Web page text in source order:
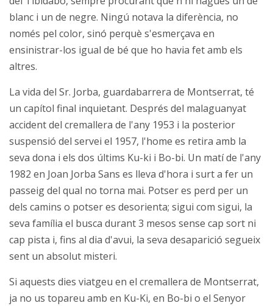
blanc i un de negre. Ningú notava la diferència, no
només pel color, sinó perquè s'esmerçava en
ensinistrar-los igual de bé que ho havia fet amb els
altres.
La vida del Sr. Jorba, guardabarrera de Montserrat, té
un capítol final inquietant. Després del malaguanyat
accident del cremallera de l'any 1953 i la posterior
suspensió del servei el 1957, l'home es retira amb la
seva dona i els dos últims Ku-ki i Bo-bi. Un matí de l'any
1982 en Joan Jorba Sans es lleva d'hora i surt a fer un
passeig del qual no torna mai. Potser es perd per un
dels camins o potser es desorienta; sigui com sigui, la
seva família el busca durant 3 mesos sense cap sort ni
cap pista i, fins al dia d'avui, la seva desaparició segueix
sent un absolut misteri.
Si aquests dies viatgeu en el cremallera de Montserrat,
ja no us topareu amb en Ku-Ki, en Bo-bi o el Senyor